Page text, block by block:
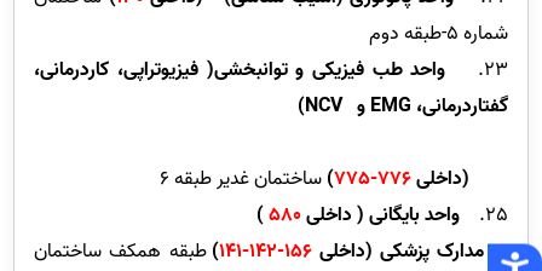
شماره 5-طبقه دوم
23.
واحد طب فیزیکی و توانبخشی( فیزیوتراپی، کاردرمانی،
گفتاردرمانی، EMGو NCV
)
(داخلی776-775
)ساختمان غدیر طبقه 6
25.
واحد بایگانی ( داخلی580
)
و مدارک پزشکی (داخلی 156-142-141
)طبقه همکف ساختمان